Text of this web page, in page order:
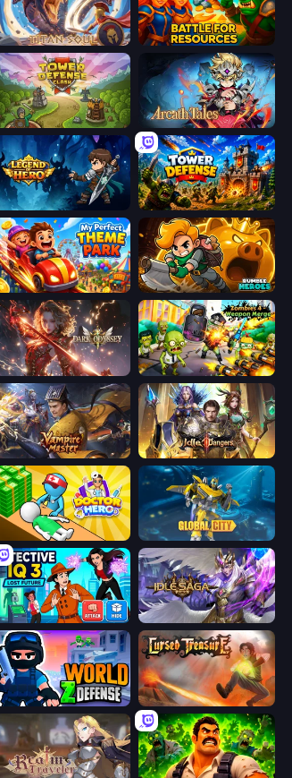
Titan Soul: Action RPG Battle for Resources
Tower Defense Clash Arcath Tales
Legend of Hero Tower Defense
My Perfect Theme Park Rumble Heroes
Dark Odyssey Zombies 4 Weapon Merge
Vampire Master Idle Dangers
Doctor Hero Global City
Detective IQ 3 Idle Saga
World Z Defense - Zombie Defense Cursed Treasure